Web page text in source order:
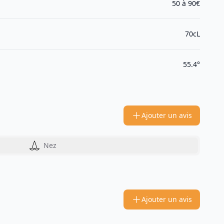
50 à 90€
70cL
55.4°
Ajouter un avis
Nez
Ajouter un avis